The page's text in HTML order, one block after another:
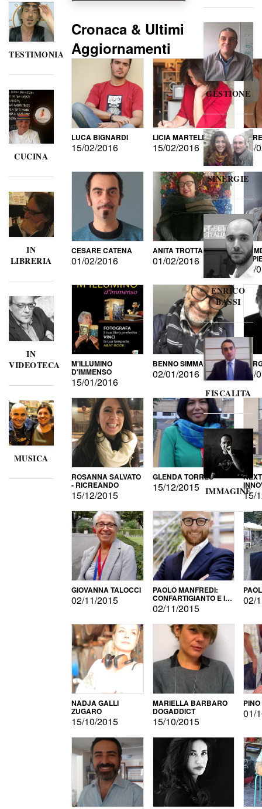
TESTIMONIANZE
CUCINA
IN
LIBRERIA
IN
VIDEOTECA
MUSICA
Cronaca & Ultimi
Aggiornamenti
LUCA BIGNARDI
15/02/2016
LICIA MARTELLI
15/02/2016 15/
CESARE CATENA
01/02/2016
ANITA TROTTA
01/02/2016 DI
15/
M'ILLUMINO
D'IMMENSO
15/01/2016
BENNO SIMMA
02/01/2016
ROSANNA SALVATO
- RICREANDO
15/12/2015
GLENDA TORRES
15/12/2015
15/
GIOVANNA TALOCCI
02/11/2015
PAOLO MANFREDI:
CONFARTIGIANTO E IL
SONDAGGIO
02/11/2015
02/
NADJA GALLI
ZUGARO
15/10/2015
MARIELLA BARBARO
DOGADDICT
15/10/2015
01/
GESTIONE
SINERGIE
ENRICO
BASSI
FISCALITA
IMMAGINE